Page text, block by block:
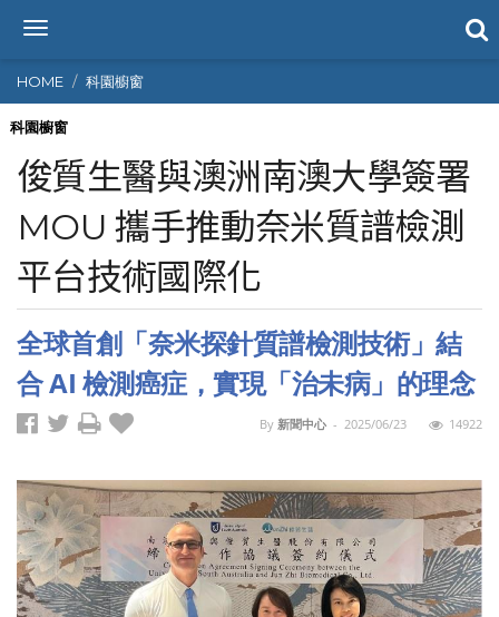
T
g
g
l
n
a
v
i
g
t
i
o
n
HOME 科園櫥窗
科園櫥窗
俊質生醫與澳洲南澳大學簽署
MOU 攜手推動奈米質譜檢測
平台技術國際化
全球首創「奈米探針質譜檢測技術」結
合 AI 檢測癌症，實現「治未病」的理念
By 新聞中心 - 2025/06/23 14922